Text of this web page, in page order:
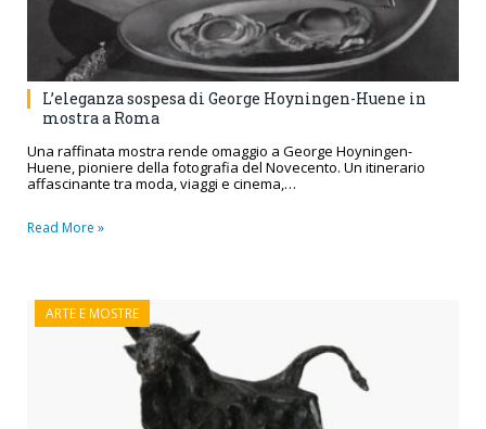
L’eleganza sospesa di George Hoyningen-Huene in
mostra a Roma
Una raffinata mostra rende omaggio a George Hoyningen-
Huene, pioniere della fotografia del Novecento. Un itinerario
affascinante tra moda, viaggi e cinema,…
Read More »
ARTE E MOSTRE